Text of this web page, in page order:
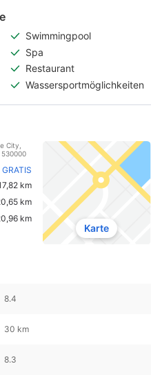
Swimmingpool
Spa
Restaurant
Wassersportmöglichkeiten
City,
530000
GRATIS
km
km
km
Karte
8.4
30 km
8.3